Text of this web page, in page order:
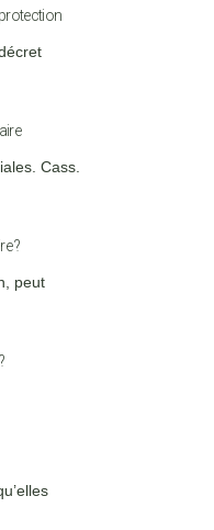
Cass.
?
peut